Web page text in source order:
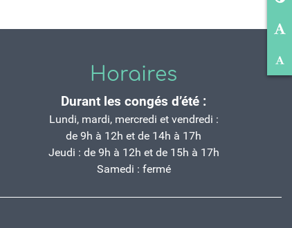
Horaires
Durant les congés d’été :
Lundi, mardi, mercredi et vendredi :
de 9h à 12h et de 14h à 17h
Jeudi : de 9h à 12h et de 15h à 17h
Samedi : fermé